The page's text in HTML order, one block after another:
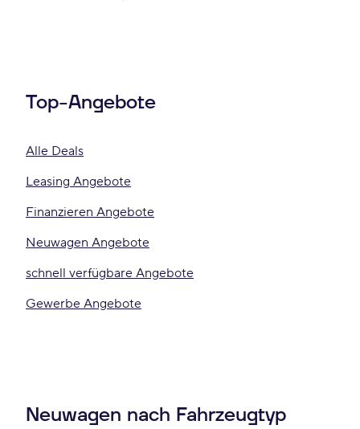
Top-Angebote
Alle Deals
Leasing Angebote
Finanzieren Angebote
Neuwagen Angebote
schnell verfügbare Angebote
Gewerbe Angebote
Neuwagen nach Fahrzeugtyp